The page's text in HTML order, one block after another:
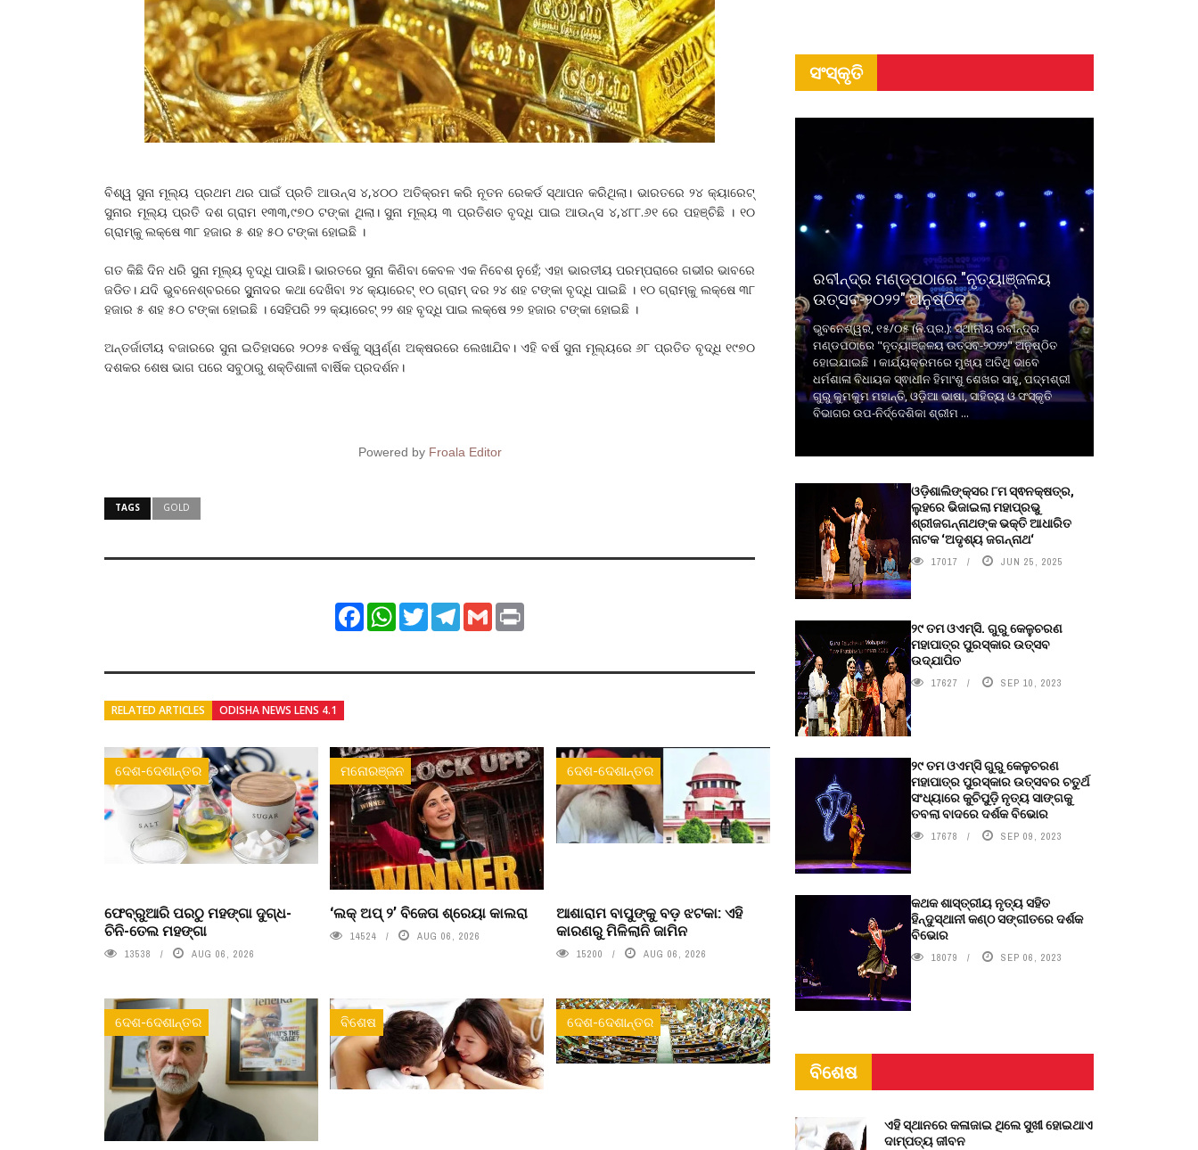
ବିଶ୍ୱ ସୁନା ମୂଲ୍ୟ ପ୍ରଥମ ଥର ପାଇଁ ପ୍ରତି ଆଉନ୍ସ ୪,୪୦୦ ଅତିକ୍ରମ କରି ନୂତନ ରେକର୍ଡ ସ୍ଥାପନ କରିଥିଲା। ଭାରତରେ ୨୪ କ୍ୟାରେଟ୍
ସୁନାର ମୂଲ୍ୟ ପ୍ରତି ଦଶ ଗ୍ରାମ ୧୩୩,୯୭୦ ଟଙ୍କା ଥିଲା। ସୁନା ମୂଲ୍ୟ ୩ ପ୍ରତିଶତ ବୃଦ୍ଧି ପାଇ ଆଉନ୍ସ ୪,୪୮୮.୬୧ ରେ ପହଞ୍ଚିଛି । ୧୦
ଗ୍ରାମ୍‌କୁ ଲକ୍ଷେ ୩୮ ହଜାର ୫ ଶହ ୫୦ ଟଙ୍କା ହୋଇଛି ।
ଗତ କିଛି ଦିନ ଧରି ସୁନା ମୂଲ୍ୟ ବୃଦ୍ଧି ପାଉଛି। ଭାରତରେ ସୁନା କିଣିବା କେବଳ ଏକ ନିବେଶ ନୁହେଁ; ଏହା ଭାରତୀୟ ପରମ୍ପରାରେ ଗଭୀର ଭାବରେ
ଜଡିତ। ଯଦି ଭୁବନେଶ୍ବରରେ ସୁୁନାଦର କଥା ଦେଖିବା ୨୪ କ୍ୟାରେଟ୍ ୧୦ ଗ୍ରାମ୍ ଦର ୨୪ ଶହ ଟଙ୍କା ବୃଦ୍ଧି ପାଇଛି । ୧୦ ଗ୍ରାମ୍‌କୁ ଲକ୍ଷେ ୩୮
ହଜାର ୫ ଶହ ୫୦ ଟଙ୍କା ହୋଇଛି । ସେହିପରି ୨୨ କ୍ୟାରେଟ୍ ୨୨ ଶହ ବୃଦ୍ଧି ପାଇ ଲକ୍ଷେ ୨୭ ହଜାର ଟଙ୍କା ହୋଇଛି ।
ଅନ୍ତର୍ଜାତୀୟ ବଜାରରେ ସୁନା ଇତିହାସରେ ୨୦୨୫ ବର୍ଷକୁ ସ୍ୱର୍ଣ୍ଣ ଅକ୍ଷରରେ ଲେଖାଯିବ। ଏହି ବର୍ଷ ସୁନା ମୂଲ୍ୟରେ ୬୮ ପ୍ରତିତ ବୃଦ୍ଧି ୧୯୭୦
ଦଶକର ଶେଷ ଭାଗ ପରେ ସବୁଠାରୁ ଶକ୍ତିଶାଳୀ ବାର୍ଷିକ ପ୍ରଦର୍ଶନ।
Powered by Froala Editor
TAGS GOLD
FacebookWhatsApp
TwitterTelegram
Gmail
RELATED ARTICLES ODISHA NEWS LENS 4.1
ଦେଶ-ଦେଶାନ୍ତର
ଫେବ୍ରୁଆରି ପରଠୁ ମହଙ୍ଗା ଦୁଗ୍ଧ-
ଚିନି-ତେଲ ମହଙ୍ଗା
13538 AUG 06, 2026
ମନୋରଞ୍ଜନ
‘ଲକ୍ ଅପ୍ ୨’ ବିଜେତା ଶ୍ରେୟା କାଲରା
14524 AUG 06, 2026
ଦେଶ-ଦେଶାନ୍ତର
ଆଶାରାମ ବାପୁଙ୍କୁ ବଡ଼ ଝଟକା: ଏହି
କାରଣରୁ ମିଳିଲାନି ଜାମିନ
15200 AUG 06, 2026
ଦେଶ-ଦେଶାନ୍ତର ବିଶେଷ ଦେଶ-ଦେଶାନ୍ତର
ସଂସ୍କୃତି
ରବୀନ୍ଦ୍ର ମଣ୍ଡପଠାରେ "ନୃତ୍ୟାଞ୍ଜଳୟ
ଉତ୍ସବ-୨୦୨୨" ଅନୁଷ୍ଠିତ
ଭୁବନେଶ୍ୱର, ୧୫/୦୫ (ନି.ପ୍ର.): ସ୍ଥାନୀୟ ରବୀନ୍ଦ୍ର
ମଣ୍ଡପଠାରେ "ନୃତ୍ୟାଞ୍ଜଳୟ ଉତ୍ସବ-୨୦୨୨" ଅନୁଷ୍ଠିତ
ହୋଇଯାଇଛି । କାର୍ଯ୍ୟକ୍ରମରେ ମୁଖ୍ୟ ଅତିଥି ଭାବେ
ଧର୍ମଶାଳା ବିଧାୟକ ସ୍ଵାଧୀନ ହିମାଂଶୁ ଶେଖର ସାହୁ, ପଦ୍ମଶ୍ରୀ
ଗୁରୁ କୁମକୁମ ମହାନ୍ତି, ଓଡ଼ିଆ ଭାଷା, ସାହିତ୍ୟ ଓ ସଂସ୍କୃତି
ବିଭାଗର ଉପ-ନିର୍ଦ୍ଦେଶିକା ଶ୍ରୀମ ...
ଓଡ଼ିଶାଲିଙ୍କ୍ସର ୮ମ ସ୍ଵନକ୍ଷତ୍ର,
ଲୁହରେ ଭିଜାଇଲା ମହାପ୍ରଭୁ
ଶ୍ରୀଜଗନ୍ନାଥଙ୍କ ଭକ୍ତି ଆଧାରିତ
ନାଟକ ‘ଅଦୃଶ୍ୟ ଜଗନ୍ନାଥ‘
17017 JUN 25, 2025
୨୯ ତମ ଓଏମ୍‌ସି. ଗୁରୁ କେଳୁଚରଣ
ମହାପାତ୍ର ପୁରସ୍କାର ଉତ୍ସବ
ଉଦ୍‍ଯାପିତ
17627 SEP 10, 2023
୨୯ ତମ ଓଏମ୍‌ସି ଗୁରୁ କେଳୁଚରଣ
ମହାପାତ୍ର ପୁରସ୍କାର ଉତ୍ସବର ଚତୁର୍ଥ
ସଂଧ୍ୟାରେ କୁଚିପୁଡ଼ି ନୃତ୍ୟ ସାଙ୍ଗକୁ
ତବଲା ବାଦରେ ଦର୍ଶକ ବିଭୋର
17678 SEP 09, 2023
କଥକ ଶାସ୍ତ୍ରୀୟ ନୃତ୍ୟ ସହିତ
ହିନ୍ଦୁସ୍ଥାନୀ କଣ୍ଠ ସଙ୍ଗୀତରେ ଦର୍ଶକ
ବିଭୋର
18079 SEP 06, 2023
ବିଶେଷ
ଏହି ସ୍ଥାନରେ କଳାଜାଇ ଥିଲେ ସୁଖୀ ହୋଇଥାଏ
ଦାମ୍ପତ୍ୟ ଜୀବନ